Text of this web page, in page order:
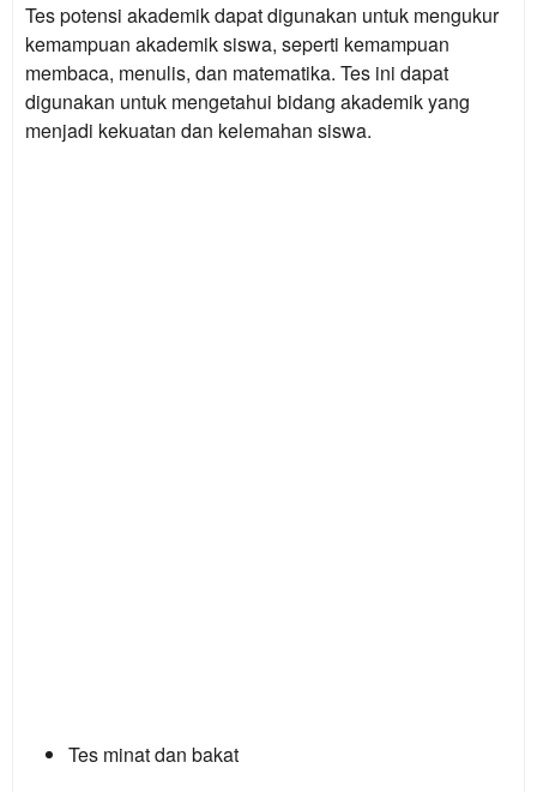
Tes potensi akademik dapat digunakan untuk mengukur
kemampuan akademik siswa, seperti kemampuan
membaca, menulis, dan matematika. Tes ini dapat
digunakan untuk mengetahui bidang akademik yang
menjadi kekuatan dan kelemahan siswa.
Tes minat dan bakat